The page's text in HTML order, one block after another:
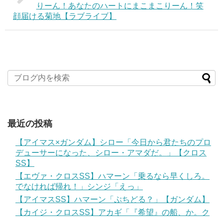
りーん！あなたのハートにまこまこりーん！笑
顔届ける菊地【ラブライブ】
最近の投稿
【アイマス×ガンダム】シロー「今日から君たちのプロ
デューサーになった、シロー・アマダだ。」【クロス
SS】
【エヴァ・クロスSS】ハマーン「乗るなら早くしろ。
でなければ帰れ！」シンジ「えっ」
【アイマスSS】ハマーン「ぷちどる？」【ガンダム】
【カイジ・クロスSS】アカギ「『希望』の船、か。ク